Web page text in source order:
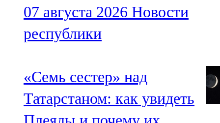
07 августа 2026 Новости
республики
«Семь сестер» над
Татарстаном: как увидеть